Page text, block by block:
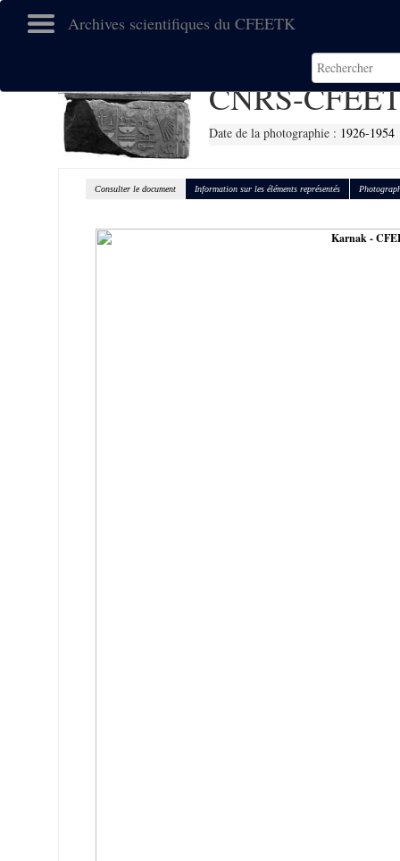
Archives scientifiques du CFEETK
CNRS-
Date de la photographie : 1926-1954
Consulter le document Information sur les éléments représentés